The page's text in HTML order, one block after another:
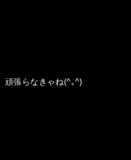
頑張らなきゃね(^｡^)